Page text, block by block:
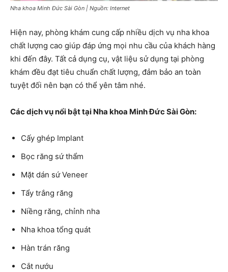
Nha khoa Minh Đức Sài Gòn | Nguồn: Internet
Hiện nay, phòng khám cung cấp nhiều dịch vụ nha khoa
chất lượng cao giúp đáp ứng mọi nhu cầu của khách hàng
khi đến đây. Tất cả dụng cụ, vật liệu sử dụng tại phòng
khám đều đạt tiêu chuẩn chất lượng, đảm bảo an toàn
tuyệt đối nên bạn có thể yên tâm nhé.
Các dịch vụ nổi bật tại Nha khoa Minh Đức Sài Gòn:
Cấy ghép Implant
Bọc răng sứ thẩm
Mặt dán sứ Veneer
Tẩy trắng răng
Niềng răng, chỉnh nha
Nha khoa tổng quát
Hàn trán răng
Cắt nướu